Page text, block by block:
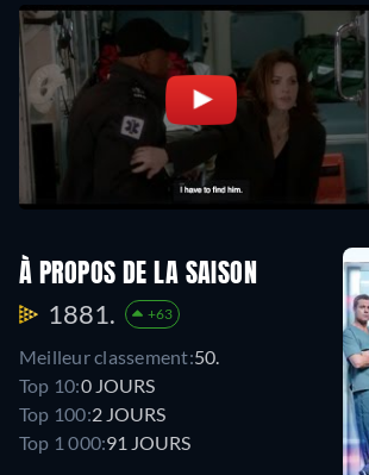
À PROPOS DE LA SAISON
1881. +63
Meilleur classement:50.
Top 10:0 JOURS
Top 100:2 JOURS
Top 1 000:91 JOURS